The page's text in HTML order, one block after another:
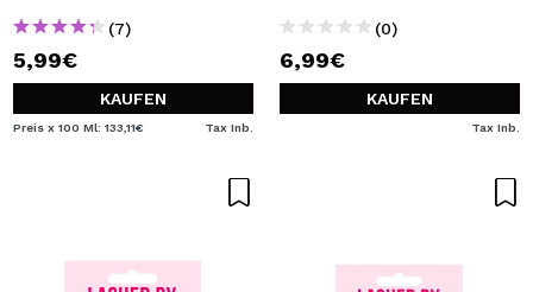
(7)
5,99€
KAUFEN
Preis x 100 Ml: 133,11€ Tax Inb.
(0)
6,99€
KAUFEN
Tax Inb.